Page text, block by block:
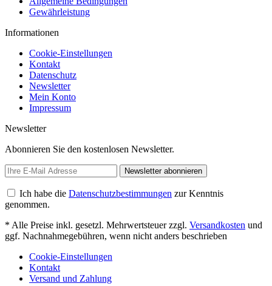
Gewährleistung
Informationen
Cookie-Einstellungen
Kontakt
Datenschutz
Newsletter
Mein Konto
Impressum
Newsletter
Abonnieren Sie den kostenlosen Newsletter.
Newsletter abonnieren
Ich habe die Datenschutzbestimmungen zur Kenntnis
genommen.
* Alle Preise inkl. gesetzl. Mehrwertsteuer zzgl. Versandkosten und
ggf. Nachnahmegebühren, wenn nicht anders beschrieben
Cookie-Einstellungen
Kontakt
Versand und Zahlung